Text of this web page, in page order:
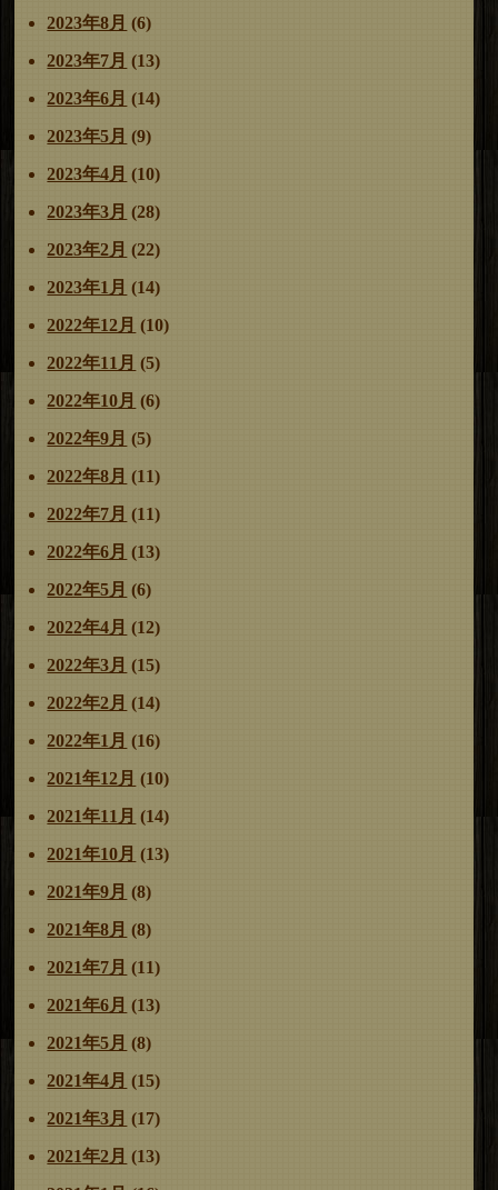
2023年8月 (6)
2023年7月 (13)
2023年6月 (14)
2023年5月 (9)
2023年4月 (10)
2023年3月 (28)
2023年2月 (22)
2023年1月 (14)
2022年12月 (10)
2022年11月 (5)
2022年10月 (6)
2022年9月 (5)
2022年8月 (11)
2022年7月 (11)
2022年6月 (13)
2022年5月 (6)
2022年4月 (12)
2022年3月 (15)
2022年2月 (14)
2022年1月 (16)
2021年12月 (10)
2021年11月 (14)
2021年10月 (13)
2021年9月 (8)
2021年8月 (8)
2021年7月 (11)
2021年6月 (13)
2021年5月 (8)
2021年4月 (15)
2021年3月 (17)
2021年2月 (13)